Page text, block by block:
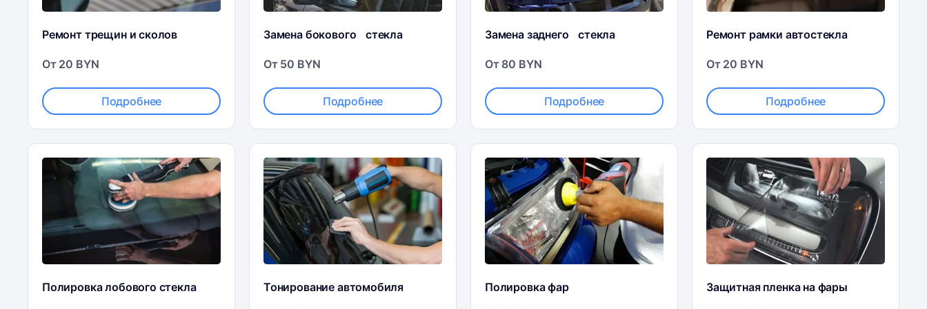
Ремонт трещин и сколов
От 20 BYN
Подробнее
Замена бокового стекла
От 50 BYN
Подробнее
Замена заднего стекла
От 80 BYN
Подробнее
Ремонт рамки автостекла
От 20 BYN
Подробнее
Полировка лобового стекла Тонирование автомобиля Полировка фар Защитная пленка на фары